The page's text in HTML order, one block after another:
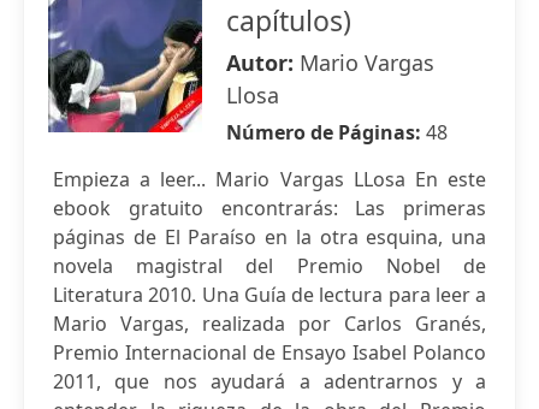
capítulos)
Autor: Mario Vargas
Llosa
Número de Páginas: 48
Empieza a leer... Mario Vargas LLosa En este
ebook gratuito encontrarás: Las primeras
páginas de El Paraíso en la otra esquina, una
novela magistral del Premio Nobel de
Literatura 2010. Una Guía de lectura para leer a
Mario Vargas, realizada por Carlos Granés,
Premio Internacional de Ensayo Isabel Polanco
2011, que nos ayudará a adentrarnos y a